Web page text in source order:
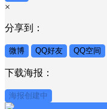
×
分享到：
微博 QQ好友 QQ空间
下载海报：
海报创建中